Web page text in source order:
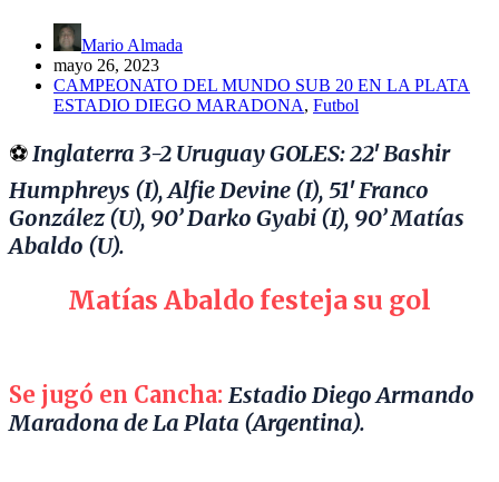
Mario Almada
mayo 26, 2023
CAMPEONATO DEL MUNDO SUB 20 EN LA PLATA
ESTADIO DIEGO MARADONA, Futbol
⚽️ Inglaterra 3-2 Uruguay GOLES: 22′ Bashir
Humphreys (I), Alfie Devine (I), 51′ Franco
González (U), 90’ Darko Gyabi (I), 90’ Matías
Abaldo (U).
Matías Abaldo festeja su gol
Se jugó en Cancha: Estadio Diego Armando
Maradona de La Plata (Argentina).